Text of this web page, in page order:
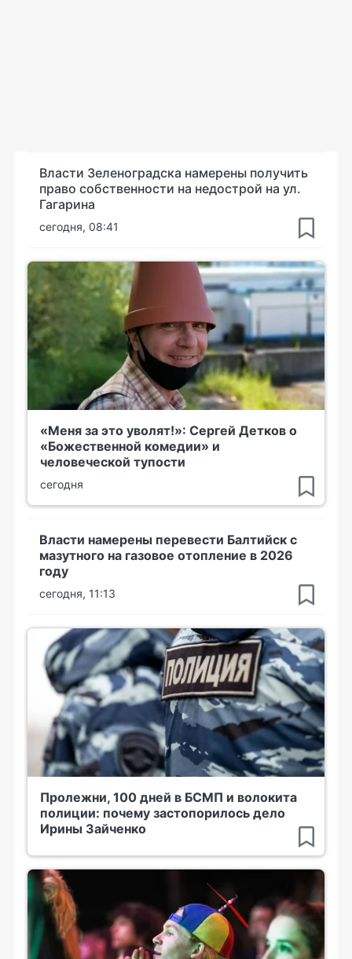
Власти Зеленоградска намерены получить
право собственности на недострой на ул.
Гагарина
сегодня, 08:41
«Меня за это уволят!»: Сергей Детков о
«Божественной комедии» и
человеческой тупости
сегодня
Власти намерены перевести Балтийск с
мазутного на газовое отопление в 2026
году
сегодня, 11:13
Пролежни, 100 дней в БСМП и волокита
полиции: почему застопорилось дело
Ирины Зайченко